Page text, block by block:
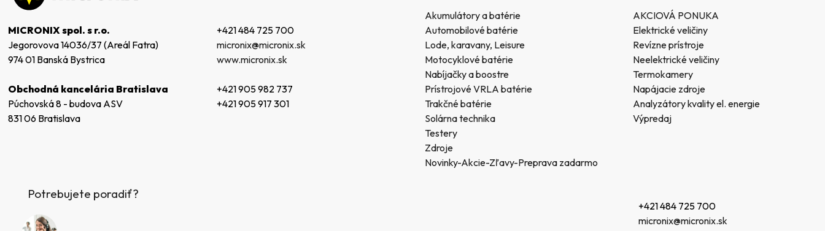
MICRONIX spol. s r.o.
Jegorovova 14036/37 (Areál Fatra)
974 01 Banská Bystrica
Obchodná kancelária Bratislava
Púchovská 8 - budova ASV
831 06 Bratislava
+421 484 725 700
micronix@micronix.sk
www.micronix.sk
+421 905 982 737
+421 905 917 301
Akumulátory a batérie
Automobilové batérie
Lode, karavany, Leisure
Motocyklové batérie
Nabíjačky a boostre
Prístrojové VRLA batérie
Trakčné batérie
Solárna technika
Testery
Zdroje
Novinky-Akcie-Zľavy-Preprava zadarmo
AKCIOVÁ PONUKA
Elektrické veličiny
Revízne prístroje
Neelektrické veličiny
Termokamery
Napájacie zdroje
Analyzátory kvality el. energie
Výpredaj
Potrebujete poradiť?
+421 484 725 700
micronix@micronix.sk